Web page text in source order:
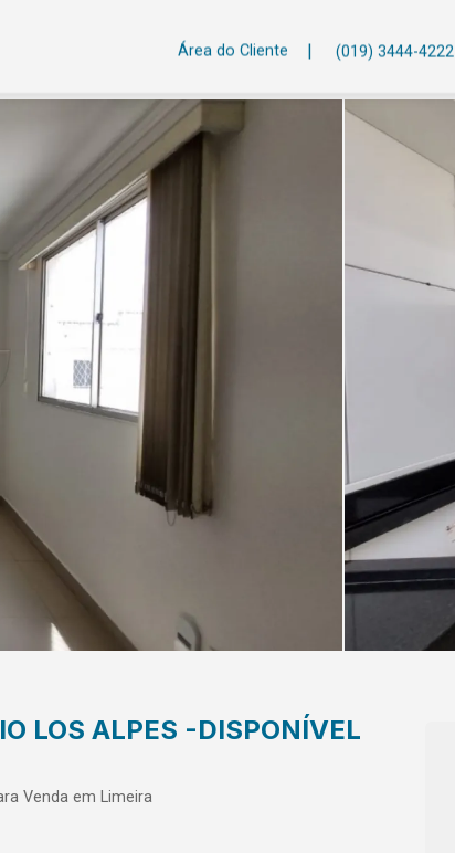
Área do Cliente | (019) 3444-4222
LOS ALPES -DISPONÍVEL
Venda em Limeira